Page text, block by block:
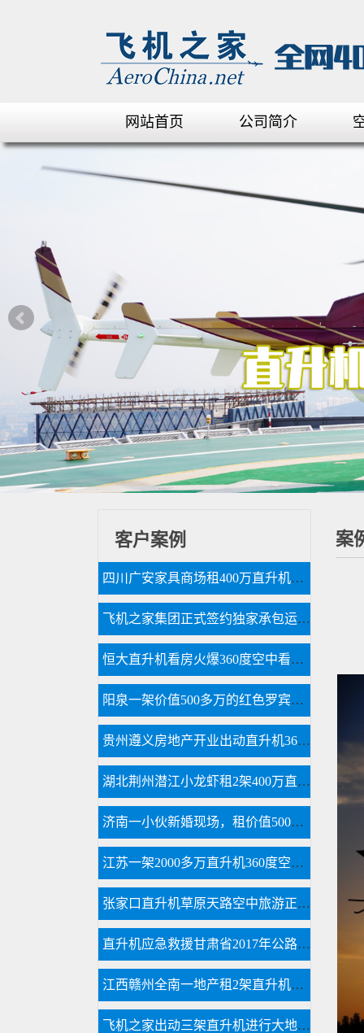
网站首页 公司简介
案
客户案例
四川广安家具商场租400万直升机国庆庆典
飞机之家集团正式签约独家承包运营新疆玉其塔什景区，打造低空旅游新标杆！
恒大直升机看房火爆360度空中看房新体验
阳泉一架价值500多万的红色罗宾逊直升机开展静展活动
贵州遵义房地产开业出动直升机360度看房
湖北荆州潜江小龙虾租2架400万直升机完成1300多万营业额
济南一小伙新婚现场，租价值500多万的直升机助阵
江苏一架2000多万直升机360度空中看房
张家口直升机草原天路空中旅游正式开启
直升机应急救援甘肃省2017年公路交通地震应急开启
江西赣州全南一地产租2架直升机空中看房
飞机之家出动三架直升机进行大地区农喷作业